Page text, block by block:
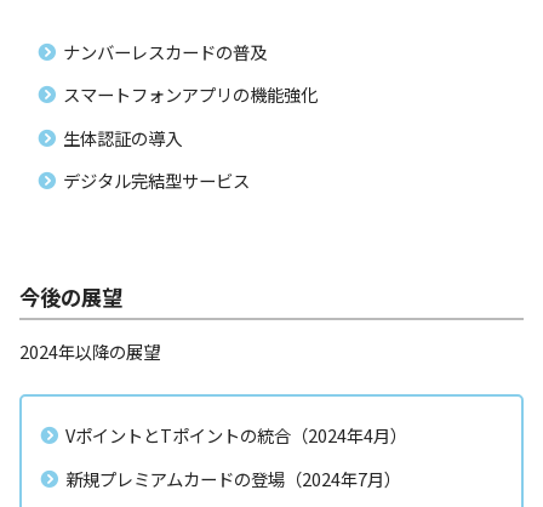
ナンバーレスカードの普及
スマートフォンアプリの機能強化
生体認証の導入
デジタル完結型サービス
今後の展望
2024年以降の展望
VポイントとTポイントの統合（2024年4月）
新規プレミアムカードの登場（2024年7月）